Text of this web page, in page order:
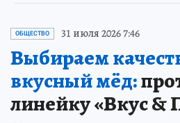
ОБЩЕСТВО 31 июля 2026 7:46
Выбираем
вкусный мёд:
линейку «Вкус &